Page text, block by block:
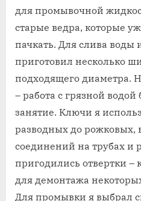
для промывочной
старые ведра, которые
пачкать. Для слива воды
приготовил несколько
подходящего диаметра.
– работа с грязной
занятие. Ключи я
разводных до рожковых,
соединений на трубах и
пригодились отвертки –
для демонтажа
Для промывки я выбрал